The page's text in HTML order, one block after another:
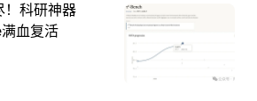
！科研神器
血复活